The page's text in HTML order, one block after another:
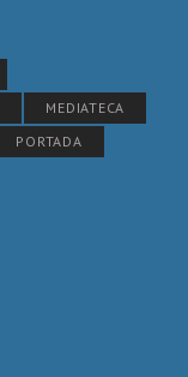
MEDIATECA
PORTADA